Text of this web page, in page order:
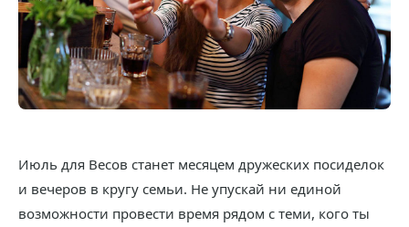
Июль для Весов станет месяцем дружеских посиделок
и вечеров в кругу семьи. Не упускай ни единой
возможности провести время рядом с теми, кого ты